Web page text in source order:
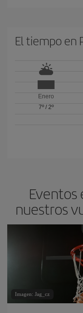
El tiempo en
Enero
7º/ 2º
Eventos
nuestros
Imagen: Jag_cz